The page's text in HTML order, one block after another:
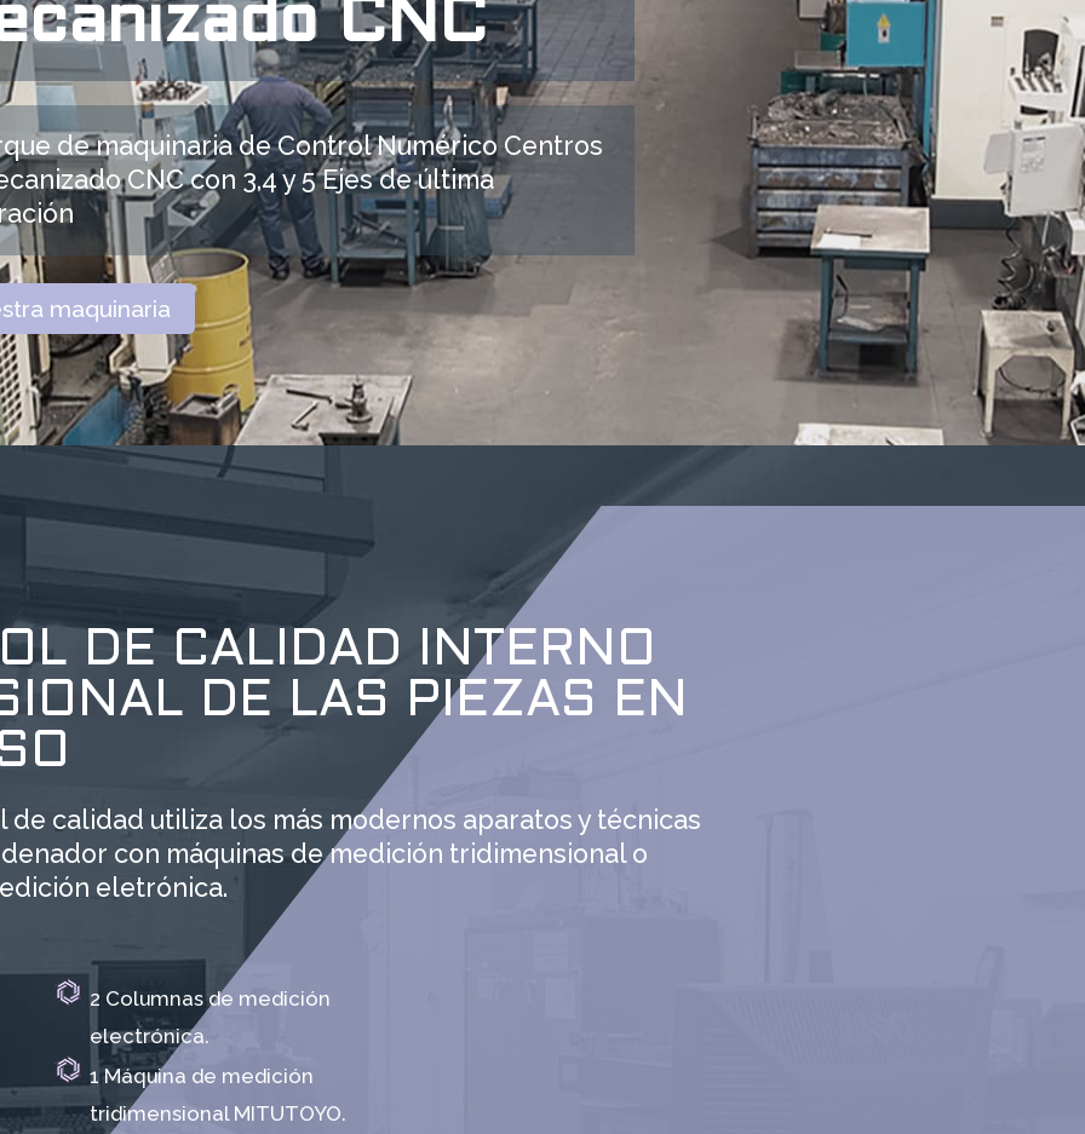
CNC
de maquinaria de Control Numérico Centros
CNC con 3,4 y 5 Ejes de última
maquinaria
DE CALIDAD INTERNO
DE LAS PIEZAS EN
calidad utiliza los más modernos aparatos y técnicas
con máquinas de medición tridimensional o
eletrónica.
2 Columnas de medición
electrónica.
1 Máquina de medición
tridimensional MITUTOYO.